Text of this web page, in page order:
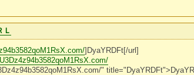
Ｌ
]DyaYRDFt[/url]
"